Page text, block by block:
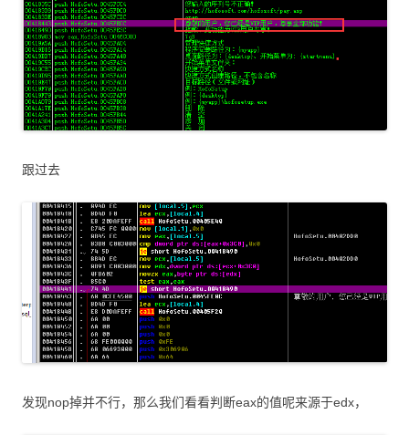
跟过去
发现nop掉并不行，那么我们看看判断eax的值呢来源于edx，